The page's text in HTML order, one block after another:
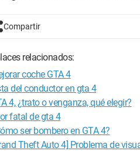
Compartir
relacionados:
coche GTA 4
del conductor en gta 4
4, ¿trato o venganza, qué elegir?
fatal de gta 4
ser bombero en GTA 4?
Theft Auto 4] Problema de